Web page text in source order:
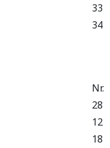
33
34
Nr.
28
12
18